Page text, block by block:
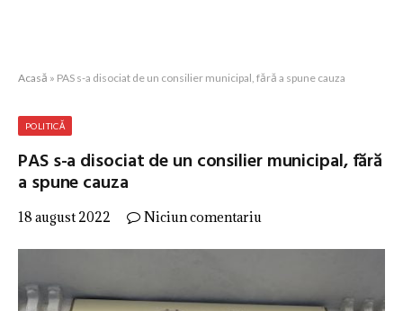
Acasă » PAS s-a disociat de un consilier municipal, fără a spune cauza
POLITICĂ
PAS s-a disociat de un consilier municipal, fără
a spune cauza
18 august 2022 Niciun comentariu